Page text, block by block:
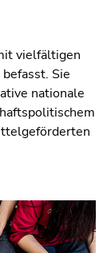
vielfältigen
Sie
nationale